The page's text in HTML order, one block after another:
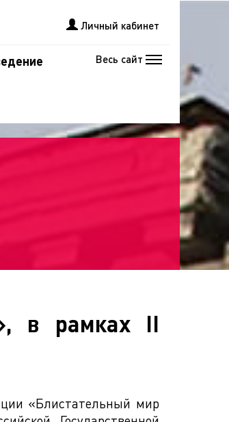
Личный кабинет
Весь сайт
в рамках II
«Блистательный мир